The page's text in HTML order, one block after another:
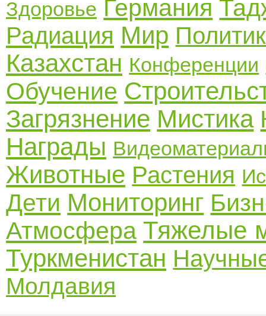
Здоровье Германия
Радиация Мир
Казахстан Конференции
Обучение
Загрязнение Мистика
Награды
Животные Растения
Дети Мониторинг
Атмосфера Тяжелые
Туркменистан
Молдавия